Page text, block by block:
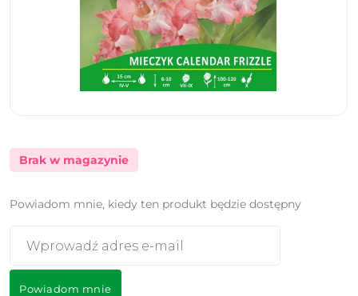
Brak w magazynie
Powiadom mnie, kiedy ten produkt będzie dostępny
Powiadom mnie